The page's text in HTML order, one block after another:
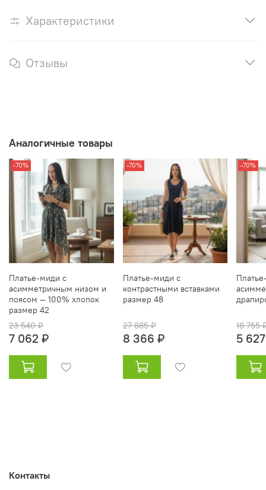
Характеристики
Отзывы
Аналогичные товары
-70%
Платье‑миди с
асимметричным низом и
поясом — 100% хлопок
размер 42
23 540 ₽
7 062 ₽
-70%
Платье‑миди с
контрастными вставками
размер 48
27 885 ₽
8 366 ₽
-70%
18 755
5
Контакты